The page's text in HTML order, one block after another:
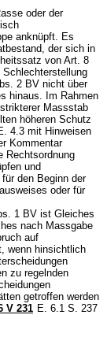
oder der
anknüpft. Es
der sich in
von Art. 8
2 BV nicht über
hinaus. Im Rahmen
Massstab
höheren Schutz
4.3 mit Hinweisen
Kommentar
Rechtsordnung
und
den Beginn der
oder für
1 BV ist Gleiches
nach Massgabe
auf
wenn hinsichtlich
zu regelnden
getroffen werden
V 231 E. 6.1 S. 237